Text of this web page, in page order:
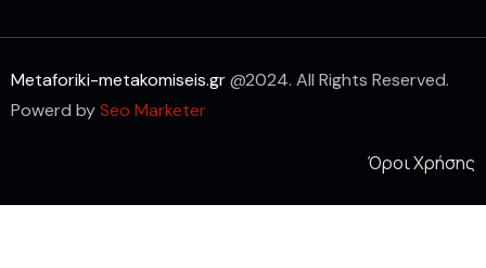
Metaforiki-metakomiseis.gr@2024. All Rights Reserved.
Powerd bySeo Marketer
Όροι Χρήσης